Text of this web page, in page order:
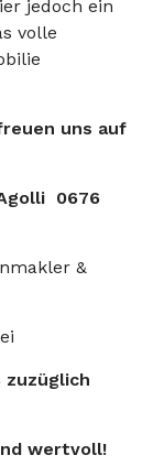
jedoch ein
volle
uns auf
Agolli 0676
&
wertvoll!